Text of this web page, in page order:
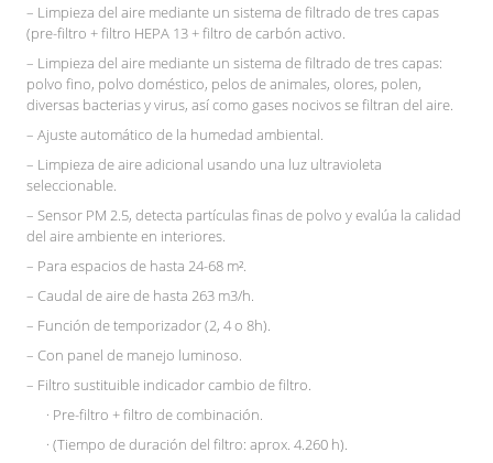
– Limpieza del aire mediante un sistema de filtrado de tres capas
(pre-filtro + filtro HEPA 13 + filtro de carbón activo.
– Limpieza del aire mediante un sistema de filtrado de tres capas:
polvo fino, polvo doméstico, pelos de animales, olores, polen,
diversas bacterias y virus, así como gases nocivos se filtran del aire.
– Ajuste automático de la humedad ambiental.
– Limpieza de aire adicional usando una luz ultravioleta
seleccionable.
– Sensor PM 2.5, detecta partículas finas de polvo y evalúa la calidad
del aire ambiente en interiores.
– Para espacios de hasta 24-68 m².
– Caudal de aire de hasta 263 m3/h.
– Función de temporizador (2, 4 o 8h).
– Con panel de manejo luminoso.
– Filtro sustituible indicador cambio de filtro.
· Pre-filtro + filtro de combinación.
· (Tiempo de duración del filtro: aprox. 4.260 h).